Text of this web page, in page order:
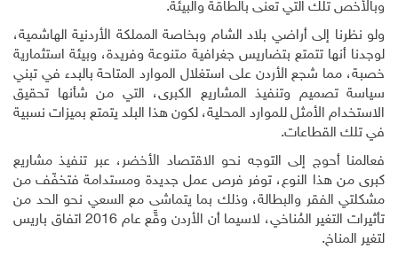
وبالأخص تلك التي تعنى بالطاقة والبيئة.
ولو نظرنا إلى أراضي بلاد الشام وبخاصة المملكة الأردنية الهاشمية،
لوجدنا أنها تتمتع بتضاريس جغرافية متنوعة وفريدة، وبيئة استثمارية
خصبة، مما شجع الأردن على استغلال الموارد المتاحة بالبدء في تبني
سياسة تصميم وتنفيذ المشاريع الكبرى، التي من شأنها تحقيق
الاستخدام الأمثل للموارد المحلية، لكون هذا البلد يتمتع بميزات نسبية
في تلك القطاعات.
فعالمنا أحوج إلى التوجه نحو الاقتصاد الأخضر، عبر تنفيذ مشاريع
كبرى من هذا النوع، توفر فرص عمل جديدة ومستدامة فتخفّف من
مشكلتي الفقر والبطالة، وذلك بما يتماشى مع السعي نحو الحد من
تأثيرات التغير المُناخي، لاسيما أن الأردن وقَّع عام 2016 اتفاق باريس
لتغير المناخ.